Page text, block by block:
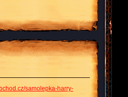
samolepka-harry-